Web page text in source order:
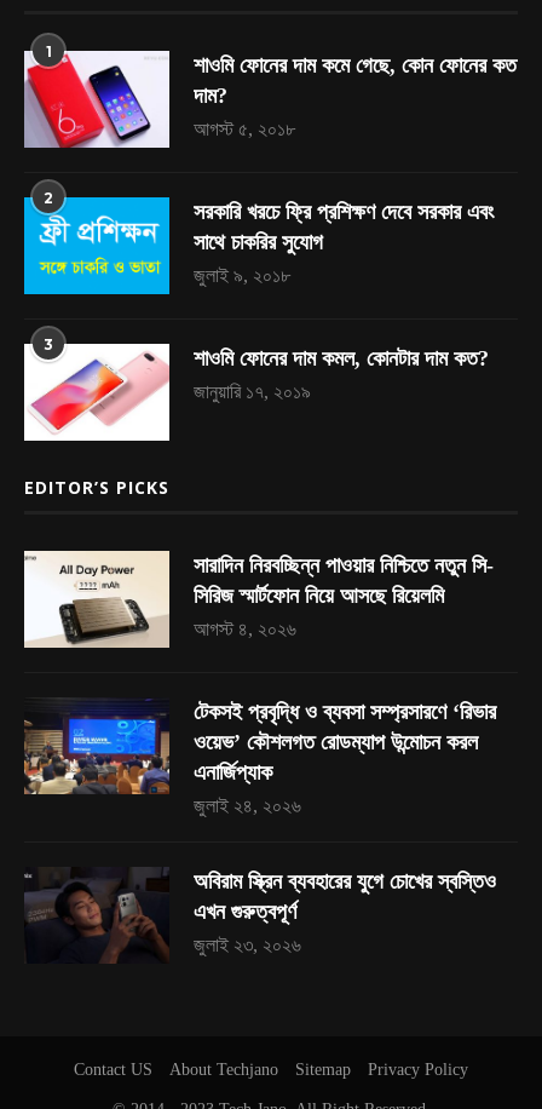
1
শাওমি ফোনের দাম কমে গেছে, কোন ফোনের কত
দাম?
আগস্ট ৫, ২০১৮
2
সরকারি খরচে ফ্রি প্রশিক্ষণ দেবে সরকার এবং
সাথে চাকরির সুযোগ
জুলাই ৯, ২০১৮
3
শাওমি ফোনের দাম কমল, কোনটার দাম কত?
জানুয়ারি ১৭, ২০১৯
EDITOR’S PICKS
সারাদিন নিরবচ্ছিন্ন পাওয়ার নিশ্চিতে নতুন সি-
সিরিজ স্মার্টফোন নিয়ে আসছে রিয়েলমি
আগস্ট ৪, ২০২৬
টেকসই প্রবৃদ্ধি ও ব্যবসা সম্প্রসারণে ‘রিভার
ওয়েভ’ কৌশলগত রোডম্যাপ উন্মোচন করল
এনার্জিপ্যাক
জুলাই ২৪, ২০২৬
অবিরাম স্ক্রিন ব্যবহারের যুগে চোখের স্বস্তিও
এখন গুরুত্বপূর্ণ
জুলাই ২৩, ২০২৬
Contact US About Techjano Sitemap Privacy Policy